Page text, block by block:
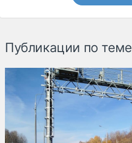
Публикации по теме